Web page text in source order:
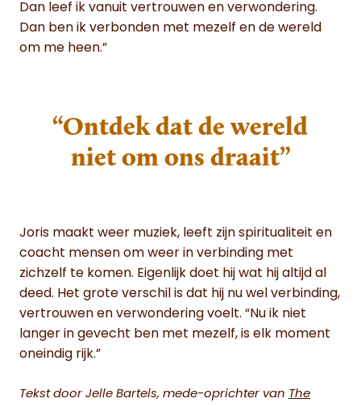
Dan leef ik vanuit vertrouwen en verwondering.
Dan ben ik verbonden met mezelf en de wereld
om me heen.”
“Ontdek dat de wereld
niet om ons draait”
Joris maakt weer muziek, leeft zijn spiritualiteit en
coacht mensen om weer in verbinding met
zichzelf te komen. Eigenlijk doet hij wat hij altijd al
deed. Het grote verschil is dat hij nu wel verbinding,
vertrouwen en verwondering voelt. “Nu ik niet
langer in gevecht ben met mezelf, is elk moment
oneindig rijk.”
Tekst door Jelle Bartels, mede-oprichter van The